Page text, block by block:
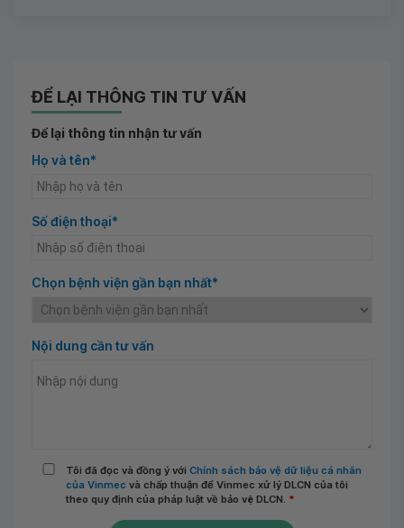
ĐỂ LẠI THÔNG TIN TƯ VẤN
Để lại thông tin nhận tư vấn
Họ và tên*
Số điện thoại*
Chọn bệnh viện gần bạn nhất*
Nội dung cần tư vấn
Tôi đã đọc và đồng ý với Chính sách bảo vệ dữ liệu cá nhân
của Vinmec và chấp thuận để Vinmec xử lý DLCN của tôi
theo quy định của pháp luật về bảo vệ DLCN. *